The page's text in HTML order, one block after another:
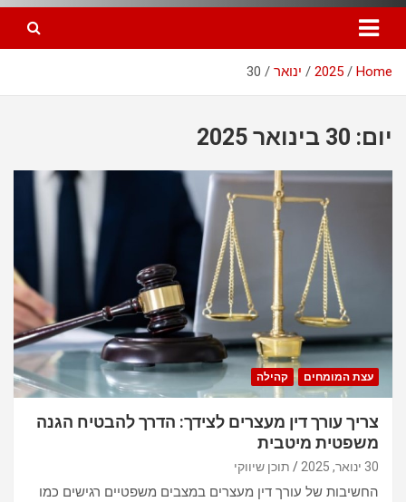
Home
2025 ינואר 30
יום: 30 בינואר 2025
עצת המומחים קהילה
צריך עורך דין מעצרים לצידך: הדרך להבטיח הגנה
משפטית מיטבית
30 ינואר, 2025 תוכן שיווקי
החשיבות של עורך דין מעצרים במצבים משפטיים רגישים כמו